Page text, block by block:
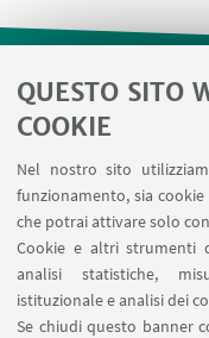
QUESTO SITO
COOKIE
Nel nostro sito
funzionamento, sia
che potrai attivare solo
Cookie e altri strumenti
analisi statistiche,
istituzionale e analisi dei
Se chiudi questo banner
SEGUI